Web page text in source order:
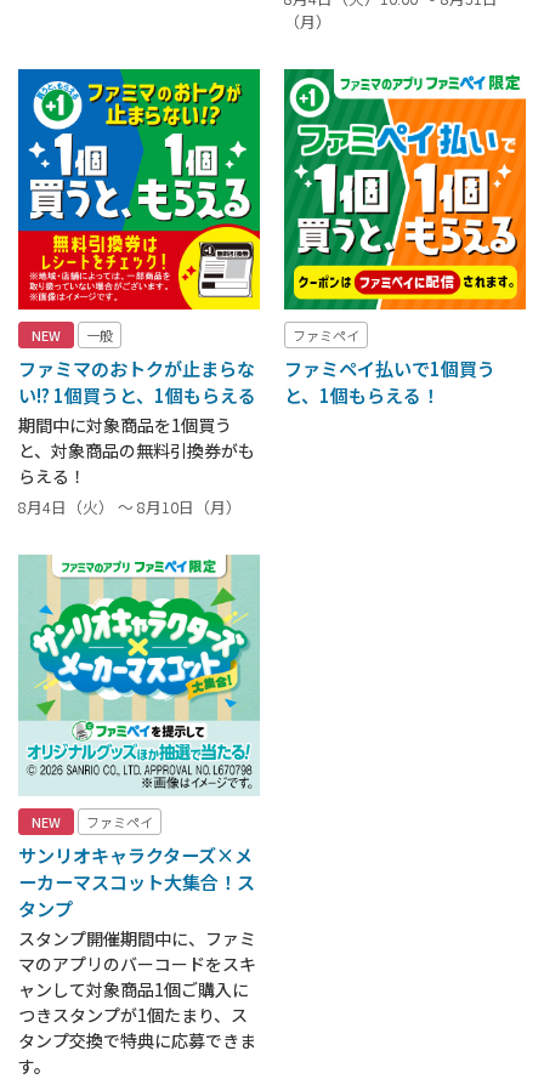
（月）
NEW 一般
ファミマのおトクが止まらな
い!? 1個買うと、1個もらえる
期間中に対象商品を1個買う
と、対象商品の無料引換券がも
らえる！
8月4日（火） ～ 8月10日（月）
ファミペイ
ファミペイ払いで1個買う
と、1個もらえる！
NEW ファミペイ
サンリオキャラクターズ×メ
ーカーマスコット大集合！ス
タンプ
スタンプ開催期間中に、ファミ
マのアプリのバーコードをスキ
ャンして対象商品1個ご購入に
つきスタンプが1個たまり、ス
タンプ交換で特典に応募できま
す。